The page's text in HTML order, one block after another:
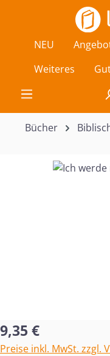
Zum Hauptinhalt
NEU
Weiteres
Bücher
Bildergalerie
Regulärer Preis:
9,35 €
Preise inkl. MwSt. zzgl.